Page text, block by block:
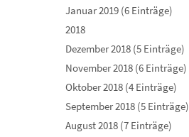
Januar 2019 (6 Einträge)
2018
Dezember 2018 (5 Einträge)
November 2018 (6 Einträge)
Oktober 2018 (4 Einträge)
September 2018 (5 Einträge)
August 2018 (7 Einträge)